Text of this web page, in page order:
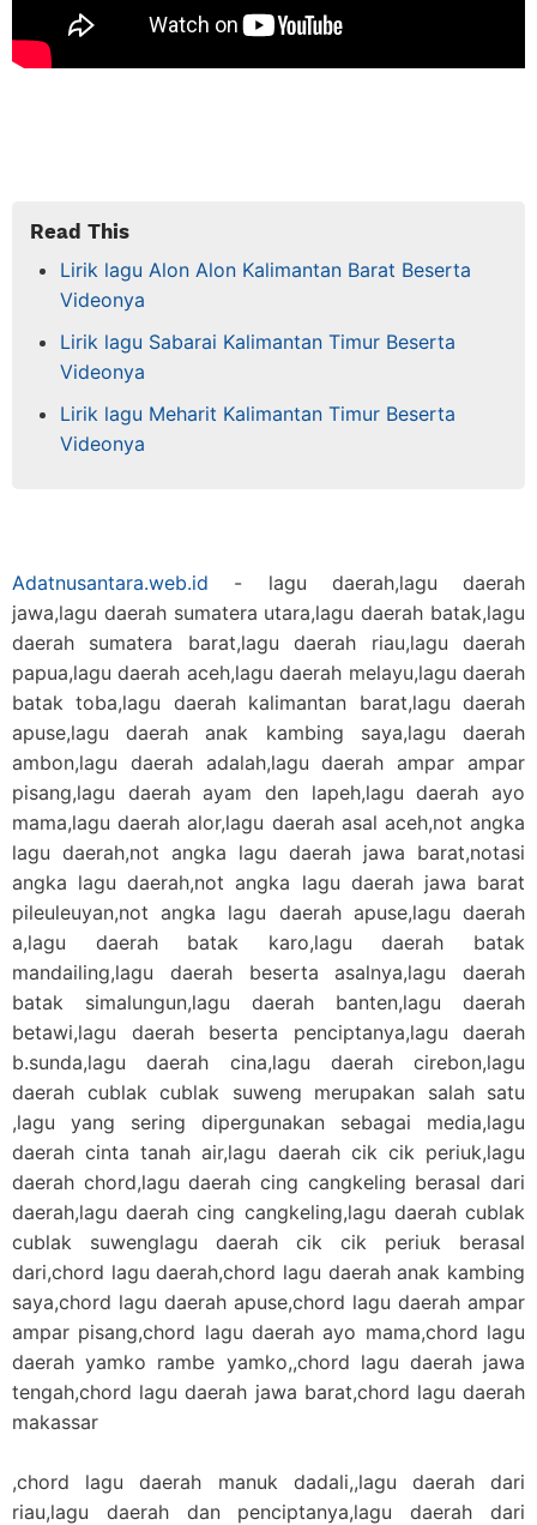
Read This
Lirik lagu Alon Alon Kalimantan Barat Beserta
Videonya
Lirik lagu Sabarai Kalimantan Timur Beserta
Videonya
Lirik lagu Meharit Kalimantan Timur Beserta
Videonya
Adatnusantara.web.id - lagu daerah,lagu daerah
jawa,lagu daerah sumatera utara,lagu daerah batak,lagu
daerah sumatera barat,lagu daerah riau,lagu daerah
papua,lagu daerah aceh,lagu daerah melayu,lagu daerah
batak toba,lagu daerah kalimantan barat,lagu daerah
apuse,lagu daerah anak kambing saya,lagu daerah
ambon,lagu daerah adalah,lagu daerah ampar ampar
pisang,lagu daerah ayam den lapeh,lagu daerah ayo
mama,lagu daerah alor,lagu daerah asal aceh,not angka
lagu daerah,not angka lagu daerah jawa barat,notasi
angka lagu daerah,not angka lagu daerah jawa barat
pileuleuyan,not angka lagu daerah apuse,lagu daerah
a,lagu daerah batak karo,lagu daerah batak
mandailing,lagu daerah beserta asalnya,lagu daerah
batak simalungun,lagu daerah banten,lagu daerah
betawi,lagu daerah beserta penciptanya,lagu daerah
b.sunda,lagu daerah cina,lagu daerah cirebon,lagu
daerah cublak cublak suweng merupakan salah satu
,lagu yang sering dipergunakan sebagai media,lagu
daerah cinta tanah air,lagu daerah cik cik periuk,lagu
daerah chord,lagu daerah cing cangkeling berasal dari
daerah,lagu daerah cing cangkeling,lagu daerah cublak
cublak suwenglagu daerah cik cik periuk berasal
dari,chord lagu daerah,chord lagu daerah anak kambing
saya,chord lagu daerah apuse,chord lagu daerah ampar
ampar pisang,chord lagu daerah ayo mama,chord lagu
daerah yamko rambe yamko,,chord lagu daerah jawa
tengah,chord lagu daerah jawa barat,chord lagu daerah
makassar
,chord lagu daerah manuk dadali,,lagu daerah dari
riau,lagu daerah dan penciptanya,lagu daerah dari